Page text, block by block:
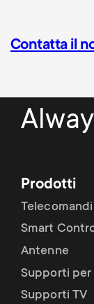
Contatta il
Prodotti
Smart
Antenne
Supporti per
Supporti TV